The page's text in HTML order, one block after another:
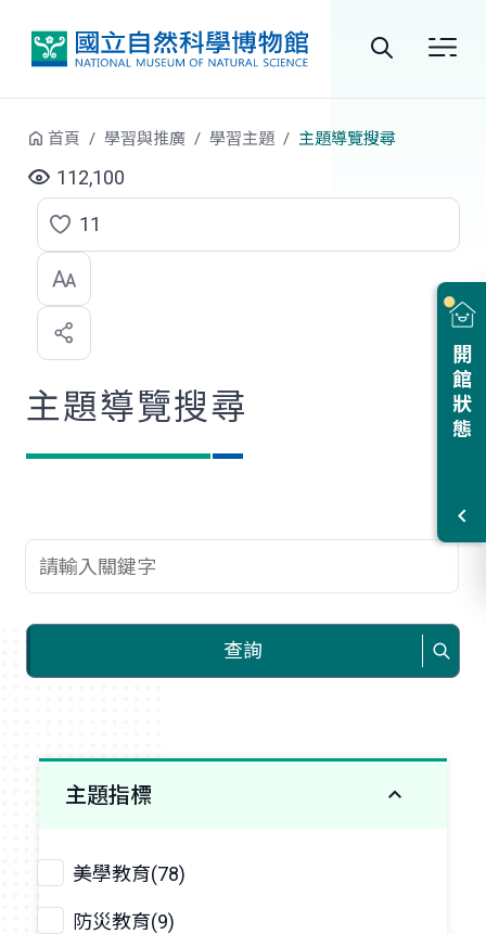
站
尋
開館狀態
首頁 學習與推廣 學習主題 主題導覽搜尋
112,100
點
選
喜
歡
11
主題導覽搜尋
查詢關鍵字
查詢
主題指標
美學教育(78)
防災教育(9)